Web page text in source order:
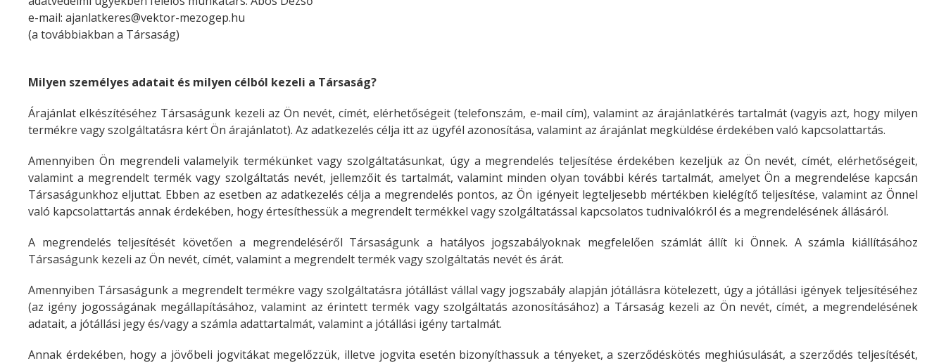
e-mail: ajanlatkeres@vektor-mezogep.hu
(a továbbiakban a Társaság)
Milyen személyes adatait és milyen célból kezeli a Társaság?
Árajánlat elkészítéséhez Társaságunk kezeli az Ön nevét, címét, elérhetőségeit (telefonszám, e-mail cím), valamint az árajánlatkérés tartalmát (vagyis azt, hogy milyen
termékre vagy szolgáltatásra kért Ön árajánlatot). Az adatkezelés célja itt az ügyfél azonosítása, valamint az árajánlat megküldése érdekében való kapcsolattartás.
Amennyiben Ön megrendeli valamelyik termékünket vagy szolgáltatásunkat, úgy a megrendelés teljesítése érdekében kezeljük az Ön nevét, címét, elérhetőségeit,
valamint a megrendelt termék vagy szolgáltatás nevét, jellemzőit és tartalmát, valamint minden olyan további kérés tartalmát, amelyet Ön a megrendelése kapcsán
Társaságunkhoz eljuttat. Ebben az esetben az adatkezelés célja a megrendelés pontos, az Ön igényeit legteljesebb mértékben kielégítő teljesítése, valamint az Önnel
való kapcsolattartás annak érdekében, hogy értesíthessük a megrendelt termékkel vagy szolgáltatással kapcsolatos tudnivalókról és a megrendelésének állásáról.
A megrendelés teljesítését követően a megrendeléséről Társaságunk a hatályos jogszabályoknak megfelelően számlát állít ki Önnek. A számla kiállításához
Társaságunk kezeli az Ön nevét, címét, valamint a megrendelt termék vagy szolgáltatás nevét és árát.
Amennyiben Társaságunk a megrendelt termékre vagy szolgáltatásra jótállást vállal vagy jogszabály alapján jótállásra kötelezett, úgy a jótállási igények teljesítéséhez
(az igény jogosságának megállapításához, valamint az érintett termék vagy szolgáltatás azonosításához) a Társaság kezeli az Ön nevét, címét, a megrendelésének
adatait, a jótállási jegy és/vagy a számla adattartalmát, valamint a jótállási igény tartalmát.
Annak érdekében, hogy a jövőbeli jogvitákat megelőzzük, illetve jogvita esetén bizonyíthassuk a tényeket, a szerződéskötés meghiúsulását, a szerződés teljesítését,